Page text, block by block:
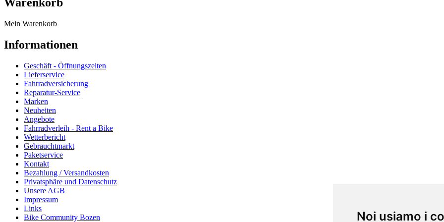
Noi usiamo i
Warenkorb
Mein Warenkorb
Informationen
Geschäft - Öffnungszeiten
Lieferservice
Fahrradversicherung
Reparatur-Service
Marken
Neuheiten
Angebote
Fahrradverleih - Rent a Bike
Wetterbericht
Gebrauchtmarkt
Paketservice
Kontakt
Bezahlung / Versandkosten
Privatsphäre und Datenschutz
Unsere AGB
Impressum
Links
Bike Community Bozen